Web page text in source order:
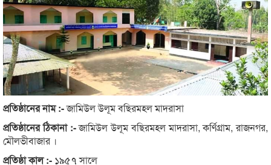
প্রতিষ্ঠানের নাম :-জামিউল উলূম বছিরমহল মাদরাসা
প্রতিষ্ঠানের ঠিকানা :-জামিউল উলূম বছিরমহল মাদরাসা, কর্ণিগ্রাম, রাজনগর,
মৌলভীবাজার ।
প্রতিষ্ঠা কাল :- ১৯৫৭ সালে